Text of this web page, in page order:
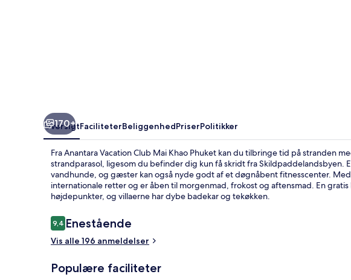
170+
OversigtFaciliteterBeliggenhedPriserPolitikker
Fra Anantara Vacation Club Mai Khao Phuket kan du tilbringe tid på stranden
strandparasol, ligesom du befinder dig kun få skridt fra Skildpaddelandsbyen.
vandhunde, og gæster kan også nyde godt af et døgnåbent fitnesscenter.
internationale retter og er åben til morgenmad, frokost og aftensmad. En
højdepunkter, og villaerne har dybe badekar og tekøkken.
Anmeldelser
9,49,4 ud af 10.
Enestående
Vis alle 196 anmeldelser
Populære faciliteter